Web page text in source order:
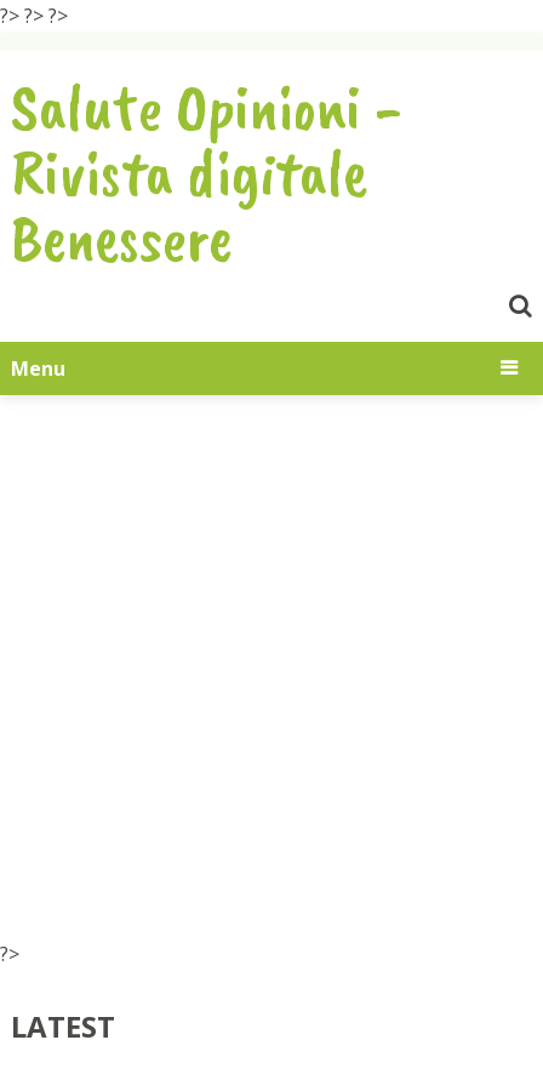
?>?>?>
Salute Opinioni -
Rivista digitale
Benessere
Menu
?>
LATEST